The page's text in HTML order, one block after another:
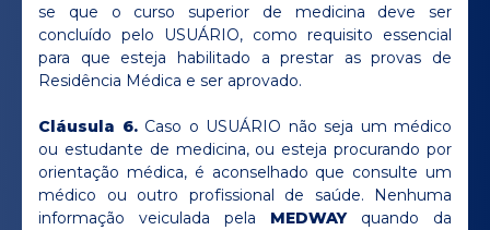
se que o curso superior de medicina deve ser
concluído pelo USUÁRIO, como requisito essencial
para que esteja habilitado a prestar as provas de
Residência Médica e ser aprovado.
Cláusula 6. Caso o USUÁRIO não seja um médico
ou estudante de medicina, ou esteja procurando por
orientação médica, é aconselhado que consulte um
médico ou outro profissional de saúde. Nenhuma
informação veiculada pela MEDWAY quando da